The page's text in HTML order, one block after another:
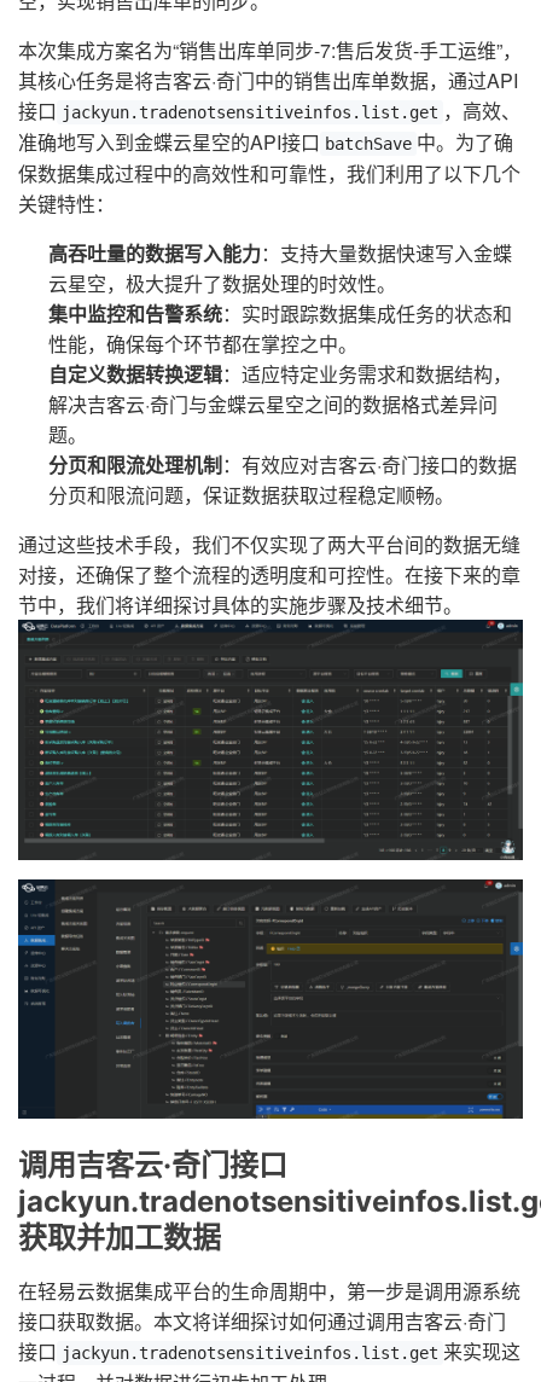
本次集成方案名为“销售出库单同步-7:售后发货-手工运维”，
其核心任务是将吉客云·奇门中的销售出库单数据，通过API
接口 jackyun.tradenotsensitiveinfos.list.get ，高效、
准确地写入到金蝶云星空的API接口 batchSave 中。为了确
保数据集成过程中的高效性和可靠性，我们利用了以下几个
关键特性：
高吞吐量的数据写入能力：支持大量数据快速写入金蝶
云星空，极大提升了数据处理的时效性。
集中监控和告警系统：实时跟踪数据集成任务的状态和
性能，确保每个环节都在掌控之中。
自定义数据转换逻辑：适应特定业务需求和数据结构，
解决吉客云·奇门与金蝶云星空之间的数据格式差异问
题。
分页和限流处理机制：有效应对吉客云·奇门接口的数据
分页和限流问题，保证数据获取过程稳定顺畅。
通过这些技术手段，我们不仅实现了两大平台间的数据无缝
对接，还确保了整个流程的透明度和可控性。在接下来的章
节中，我们将详细探讨具体的实施步骤及技术细节。
调用吉客云·奇门接口
获取并加工数据
在轻易云数据集成平台的生命周期中，第一步是调用源系统
接口获取数据。本文将详细探讨如何通过调用吉客云·奇门
接口 jackyun.tradenotsensitiveinfos.list.get 来实现这